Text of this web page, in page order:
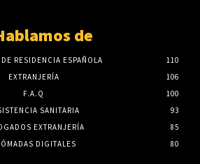
de
RESIDENCIA ESPAÑOLA
110
EXTRANJERÍA
106
F.A.Q
100
SANITARIA
93
EXTRANJERÍA
85
DIGITALES
80